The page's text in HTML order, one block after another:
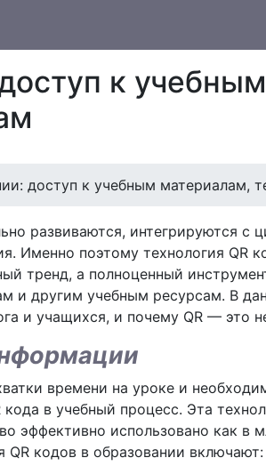
к
доступ к учебным материалам,
развиваются, интегрируются
Именно поэтому технология QR
тренд, а полноценный
и другим учебным ресурсам. В
и учащихся, и почему QR — это
времени на уроке и
в учебный процесс. Эта
эффективно использовано как в
кодов в образовании включают: